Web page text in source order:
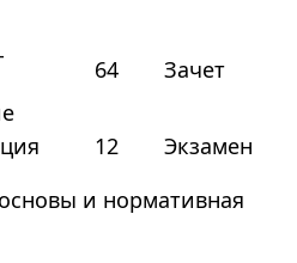
64 Зачет
12
Экзамен
и нормативная